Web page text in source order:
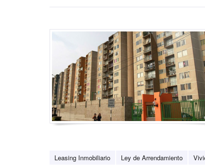
Leasing Inmobiliario Ley de Arrendamiento